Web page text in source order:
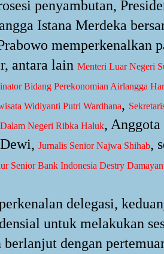
penyambutan,
Istana Merdeka
memperkenalkan
antara lain Menteri Luar Negeri
Bidang Perekonomian Airlangga
Widiyanti Putri Wardhana,
Negeri Ribka Haluk,
Jurnalis Senior Najwa Shihab,
Senior Bank Indonesia Destry
delegasi,
untuk melakukan
berlanjut dengan